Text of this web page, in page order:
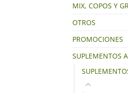
MIX, COPOS Y
OTROS
PROMOCIONES
SUPLEMENTOS